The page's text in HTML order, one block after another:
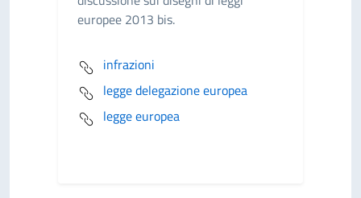
europee 2013 bis.
infrazioni
legge delegazione europea
legge europea